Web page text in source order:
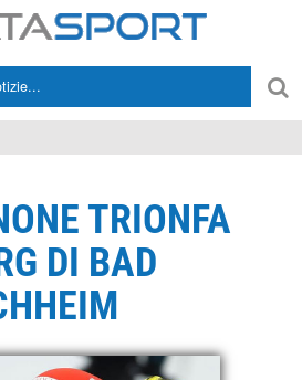
TRIONFA
DI BAD